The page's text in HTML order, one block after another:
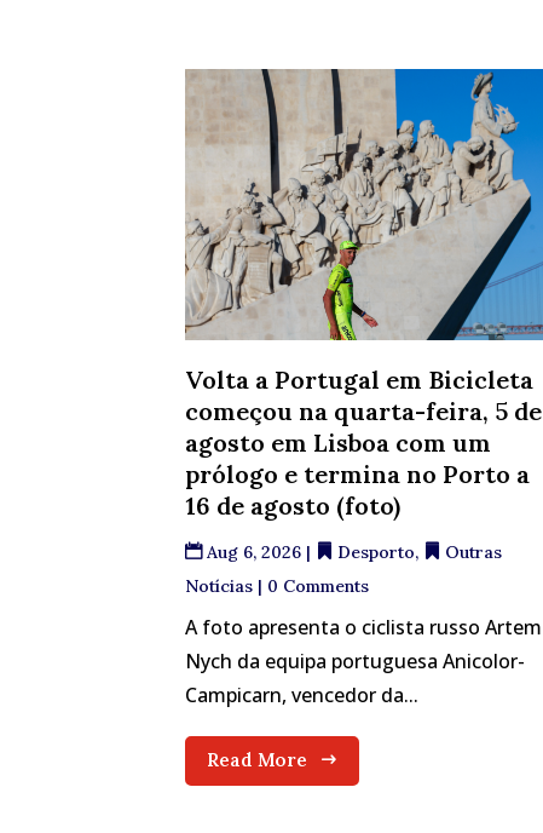
Volta a Portugal em Bicicleta
começou na quarta-feira, 5 de
agosto em Lisboa com um
prólogo e termina no Porto a
16 de agosto (foto)
Aug 6, 2026 | Desporto,
Outras
Notícias | 0 Comments
A foto apresenta o ciclista russo Artem
Nych da equipa portuguesa Anicolor-
Campicarn, vencedor da...
Read More